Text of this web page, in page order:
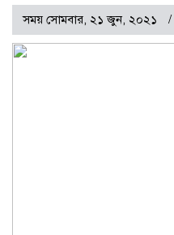
সময় সোমবার, ২১ জুন, ২০২১